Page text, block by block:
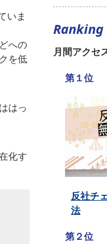
いま
への
を低
はっ
化す
Ranking
月間アクセ
第１位
反社チ
法
第２位